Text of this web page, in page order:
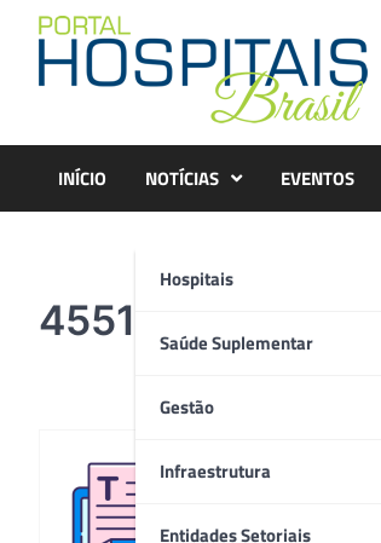
content
INÍCIO NOTÍCIAS
Hospitais
Saúde Suplementar
Gestão
Infraestrutura
Entidades Setoriais
EVENTOS
4551818-continuo